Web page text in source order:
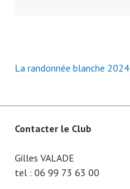
s
a
s
N
Navigation
des
articles
La randonnée blanche 2024
Contacter le Club
Gilles VALADE
tel : 06 99 73 63 00